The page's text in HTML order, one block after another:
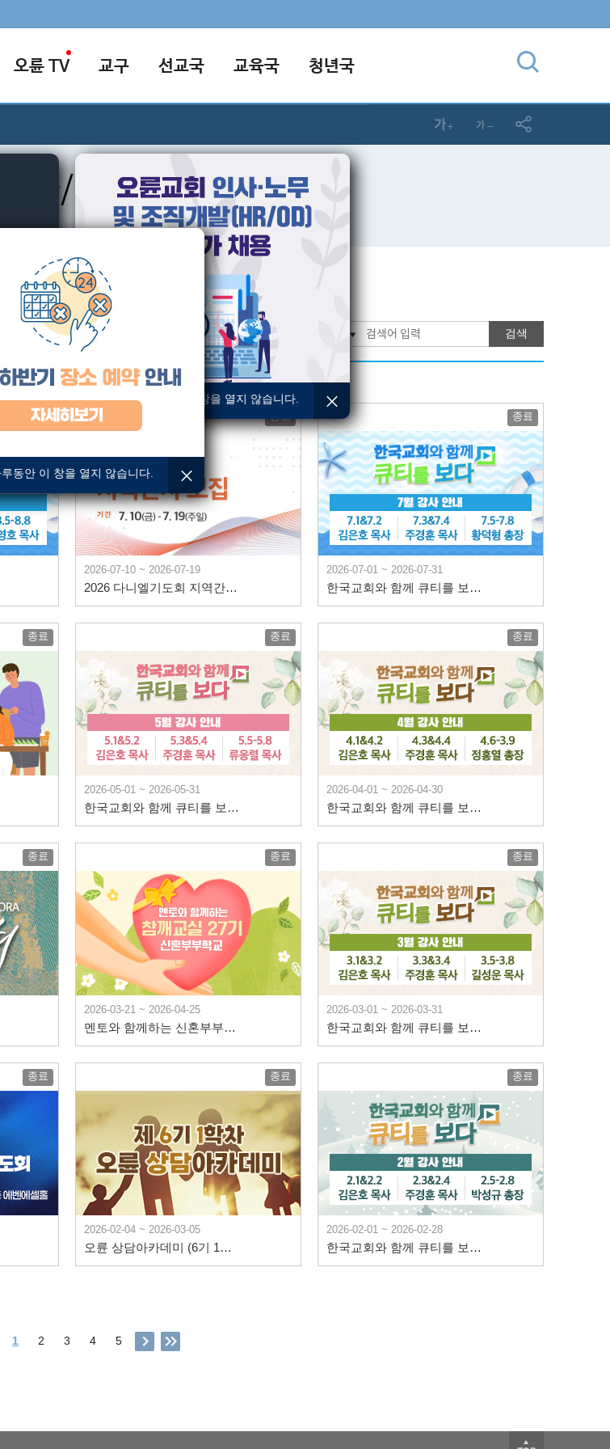
오륜 TV 교구 선교국 교육국 청년국
행사/소식
양한 행사/소식을 알려드립니다.
검색
진행중 종료
2026-07-10 ~ 2026-07-19
2026 다니엘기도회 지역간사 모집의 날
종료
2026-07-01 ~ 2026-07-31
한국교회와 함께 큐티를 보다 7월 안내
종료 종료
2026-05-01 ~ 2026-05-31
한국교회와 함께 큐티를 보다 5월 안내
종료
2026-04-01 ~ 2026-04-30
한국교회와 함께 큐티를 보다 4월 안내
종료 종료
2026-03-21 ~ 2026-04-25
멘토와 함께하는 신혼부부학교 참깨교실 27기
종료
2026-03-01 ~ 2026-03-31
한국교회와 함께 큐티를 보다 3월 안내
종료 종료
2026-02-04 ~ 2026-03-05
오륜 상담아카데미 (6기 1학차)
종료
2026-02-01 ~ 2026-02-28
한국교회와 함께 큐티를 보다 2월 안내
1 2 3 4 5
. 오늘 하루동안 이 창을 열지 않습니다.
동안 이 창을 열지 않습니다.